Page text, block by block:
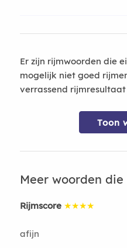
Er zijn rijmwoorden die
mogelijk niet goed
verrassend rijmresultaat
Toon
Meer woorden
Rijmscore ★★★★
afijn